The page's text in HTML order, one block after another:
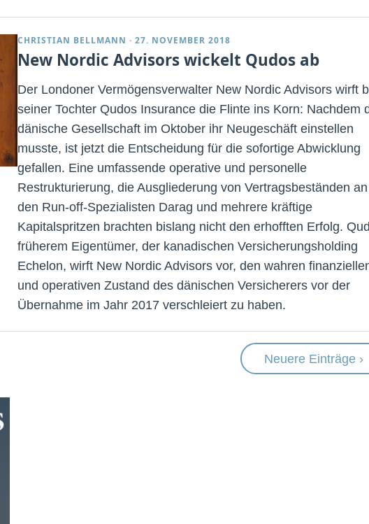
CHRISTIAN BELLMANN · 27. NOVEMBER 2018
New Nordic Advisors wickelt Qudos ab
Der Londoner Vermögensverwalter New Nordic Advisors wirft
seiner Tochter Qudos Insurance die Flinte ins Korn: Nachdem
dänische Gesellschaft im Oktober ihr Neugeschäft einstellen
musste, ist jetzt die Entscheidung für die sofortige Abwicklung
gefallen. Eine umfassende operative und personelle
Restrukturierung, die Ausgliederung von Vertragsbeständen an
den Run-off-Spezialisten Darag und mehrere kräftige
Kapitalspritzen brachten bislang nicht den erhofften Erfolg.
früherem Eigentümer, der kanadischen Versicherungsholding
Echelon, wirft New Nordic Advisors vor, den wahren
und operativen Zustand des dänischen Versicherers vor der
Übernahme im Jahr 2017 verschleiert zu haben.
Neuere Einträge ›